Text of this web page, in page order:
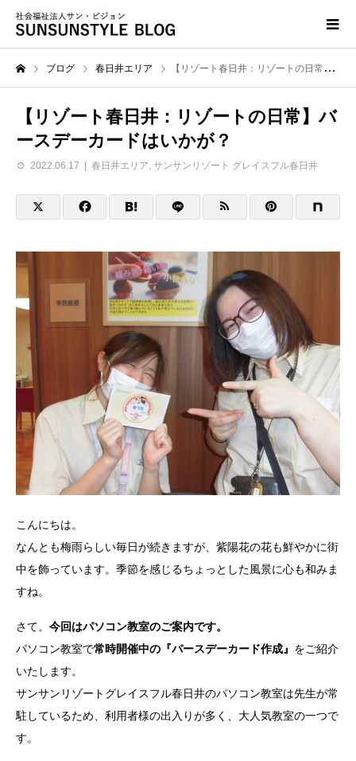
ブログ 春日井エリア 【リゾート春日井：リゾートの日常】バースデーカードはいかが？
【リゾート春日井：リゾートの日常】バ
ースデーカードはいかが？
2022.06.17 春日井エリア サンサンリゾート グレイスフル春日井
こんにちは。
なんとも梅雨らしい毎日が続きますが、紫陽花の花も鮮やかに街
中を飾っています。季節を感じるちょっとした風景に心も和みま
すね。
さて。 今回はパソコン教室のご案内です。
パソコン教室で常時開催中の『バースデーカード作成』 をご紹介
いたします。
サンサンリゾートグレイスフル春日井のパソコン教室は先生が常
駐しているため、利用者様の出入りが多く、大人気教室の一つで
す。